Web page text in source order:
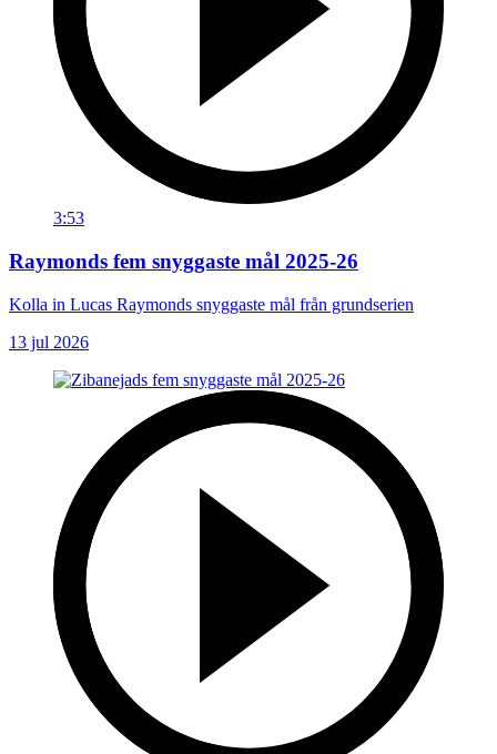
3:53
Raymonds fem snyggaste mål 2025-26
Kolla in Lucas Raymonds snyggaste mål från grundserien
13 jul 2026